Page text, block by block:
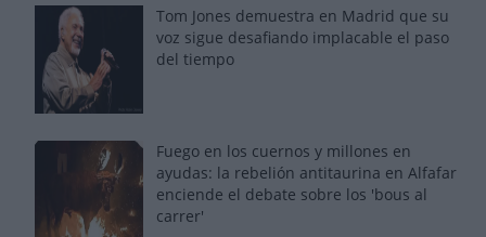
Tom Jones demuestra en Madrid que su
voz sigue desafiando implacable el paso
del tiempo
Fuego en los cuernos y millones en
ayudas: la rebelión antitaurina en Alfafar
enciende el debate sobre los 'bous al
carrer'